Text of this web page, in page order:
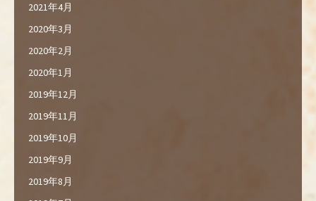
2021年4月
2020年3月
2020年2月
2020年1月
2019年12月
2019年11月
2019年10月
2019年9月
2019年8月